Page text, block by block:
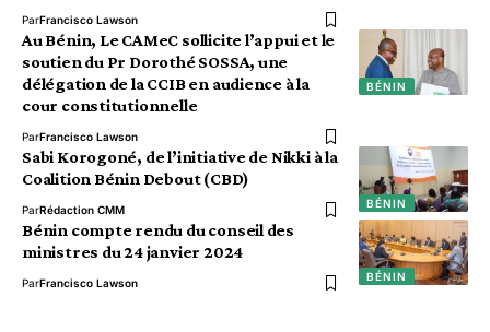
ParFrancisco Lawson
BÉNIN
Au Bénin, Le CAMeC sollicite l’appui et le
soutien du Pr Dorothé SOSSA, une
délégation de la CCIB en audience à la
cour constitutionnelle
ParFrancisco Lawson
BÉNIN
Sabi Korogoné, de l’initiative de Nikki à la
Coalition Bénin Debout (CBD)
ParRédaction CMM
BÉNIN
Bénin compte rendu du conseil des
ministres du 24 janvier 2024
ParFrancisco Lawson